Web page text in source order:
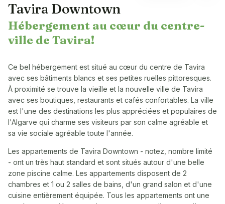
Tavira Downtown
Hébergement au cœur du centre-
ville de Tavira!
Ce bel hébergement est situé au cœur du centre de Tavira
avec ses bâtiments blancs et ses petites ruelles pittoresques.
À proximité se trouve la vieille et la nouvelle ville de Tavira
avec ses boutiques, restaurants et cafés confortables. La ville
est l'une des destinations les plus appréciées et populaires de
l'Algarve qui charme ses visiteurs par son calme agréable et
sa vie sociale agréable toute l'année.
Les appartements de Tavira Downtown - notez, nombre limité
- ont un très haut standard et sont situés autour d'une belle
zone piscine calme. Les appartements disposent de 2
chambres et 1 ou 2 salles de bains, d'un grand salon et d'une
cuisine entièrement équipée. Tous les appartements ont une